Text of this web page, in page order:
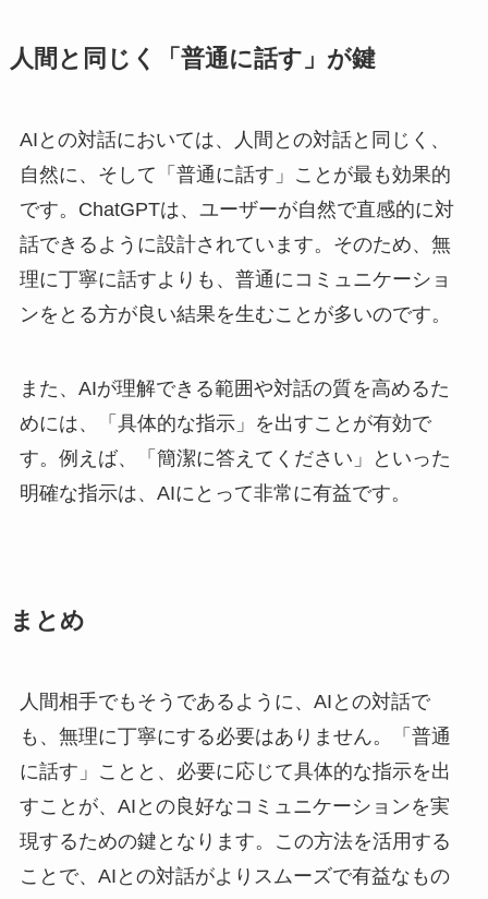
人間と同じく「普通に話す」が鍵
AIとの対話においては、人間との対話と同じく、
自然に、そして「普通に話す」ことが最も効果的
です。ChatGPTは、ユーザーが自然で直感的に対
話できるように設計されています。そのため、無
理に丁寧に話すよりも、普通にコミュニケーショ
ンをとる方が良い結果を生むことが多いのです。
また、AIが理解できる範囲や対話の質を高めるた
めには、「具体的な指示」を出すことが有効で
す。例えば、「簡潔に答えてください」といった
明確な指示は、AIにとって非常に有益です。
まとめ
人間相手でもそうであるように、AIとの対話で
も、無理に丁寧にする必要はありません。「普通
に話す」ことと、必要に応じて具体的な指示を出
すことが、AIとの良好なコミュニケーションを実
現するための鍵となります。この方法を活用する
ことで、AIとの対話がよりスムーズで有益なもの